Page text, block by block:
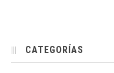
CATEGORÍAS